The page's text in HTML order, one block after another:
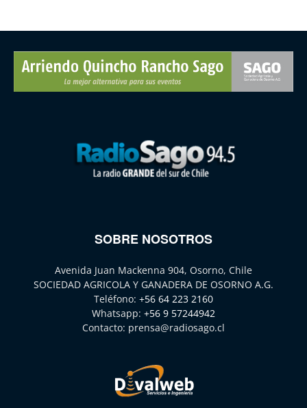
SOBRE NOSOTROS
Avenida Juan Mackenna 904, Osorno, Chile
SOCIEDAD AGRICOLA Y GANADERA DE OSORNO A.G.
Teléfono: +56 64 223 2160
Whatsapp: +56 9 57244942
Contacto: prensa@radiosago.cl